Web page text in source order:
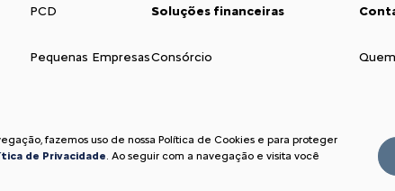
PCD
Pequenas Empresas
Soluções financeiras
Consórcio
Acompanhe
fazemos uso de nossa Política de Cookies e para proteger
de Privacidade. Ao seguir com a navegação e visita você